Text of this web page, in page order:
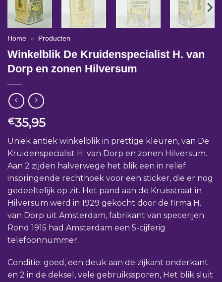
Home » Producten
Winkelblik De Kruidenspecialist H. van
Dorp en zonen Hilversum
€35,95
Uniek antiek winkelblik in prettige kleuren, van De
Kruidenspecialist H. van Dorp en zonen Hilversum.
Aan 2 zijden halverwege het blik een in reliëf
inspringende rechthoek voor een sticker, die er nog
gedeeltelijk op zit. Het pand aan de Kruisstraat in
Hilversum werd in 1929 gekocht door de firma H.
van Dorp uit Amsterdam, fabrikant van specerijen.
Rond 1915 had Amsterdam een 5-cijferig
telefoonnummer.
Conditie: goed, een deuk aan de zijkant onderkant
en 2 in de deksel, vele gebruikssporen, Het blik sluit